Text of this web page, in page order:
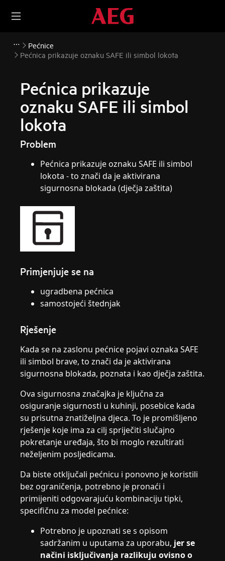
Pećnice
Pećnica prikazuje oznaku SAFE ili simbol lokota
Pećnica prikazuje
oznaku SAFE ili simbol
lokota
Problem
Pećnica prikazuje oznaku SAFE ili simbol
lokota - to znači da je aktivirana
sigurnosna blokada (dječja zaštita)
Primjenjuje se na
ugradbena pećnica
samostojeći štednjak
Rješenje
Kada se na zaslonu pećnice pojavi oznaka SAFE
ili simbol brave, to znači da je aktivirana
sigurnosna blokada, poznata i kao dječja zaštita.
Ova sigurnosna značajka je ključna za
osiguranje sigurnosti u kuhinji, posebice kada
su prisutna znatiželjna djeca. To je promišljeno
rješenje koje ima za cilj spriječiti slučajno
pokretanje uređaja, što bi moglo rezultirati
neželjenim posljedicama.
Da biste otključali pećnicu i ponovno je koristili
bez ograničenja, potrebno je pronaći i
primijeniti odgovarajuću kombinaciju tipki,
specifičnu za model pećnice:
Potrebno je upoznati se s opisom
sadržanim u uputama za uporabu, jer se
načini isključivanja razlikuju ovisno o